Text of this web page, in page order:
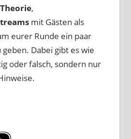
,
mit Gästen als
eurer Runde ein paar
Dabei gibt es wie
oder falsch, sondern nur